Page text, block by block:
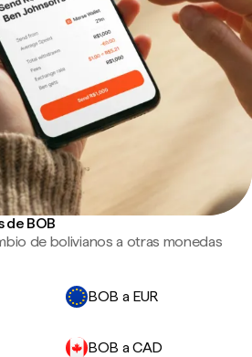
de BOB
de bolivianos a otras monedas
BOB a EUR
BOB a CAD